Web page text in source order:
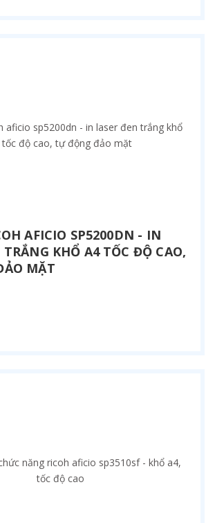
AFICIO SP5200DN - IN
TRẮNG KHỔ A4 TỐC ĐỘ CAO,
MẶT